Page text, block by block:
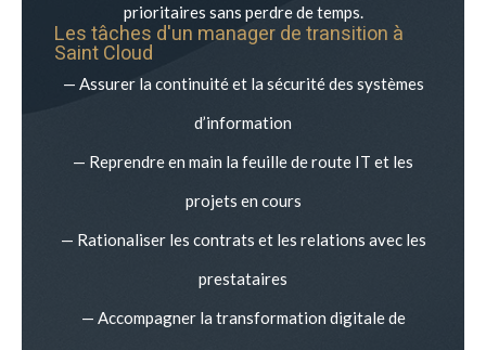
prioritaires sans perdre de temps.
Les tâches d'un manager de transition à
Saint Cloud
— Assurer la continuité et la sécurité des systèmes
d’information
— Reprendre en main la feuille de route IT et les
projets en cours
— Rationaliser les contrats et les relations avec les
prestataires
— Accompagner la transformation digitale de